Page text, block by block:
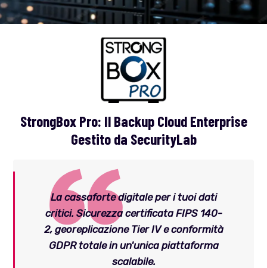
StrongBox Pro: Il Backup Cloud Enterprise
Gestito da SecurityLab
La cassaforte digitale per i tuoi dati
critici. Sicurezza certificata FIPS 140-
2, georeplicazione Tier IV e conformità
GDPR totale in un'unica piattaforma
scalabile.